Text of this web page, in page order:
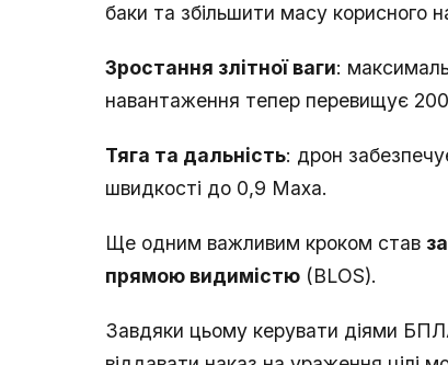
баки та збільшити масу корисного
Зростання злітної ваги:
навантаження тепер перевищує
Тяга та дальність: дрон
швидкості до 0,9 Маха.
Ще одним важливим кроком став
прямою видимістю (BLOS).
Завдяки цьому керувати діями